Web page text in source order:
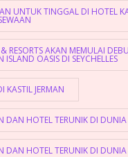
UNTUK TINGGAL DI HOTEL
RESORTS AKAN MEMULAI
ISLAND OASIS DI SEYCHELLES
KASTIL JERMAN
DAN HOTEL TERUNIK DI DUNIA
DAN HOTEL TERUNIK DI DUNIA